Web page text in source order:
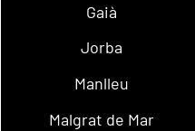
Gaià
Jorba
Manlleu
Malgrat de Mar